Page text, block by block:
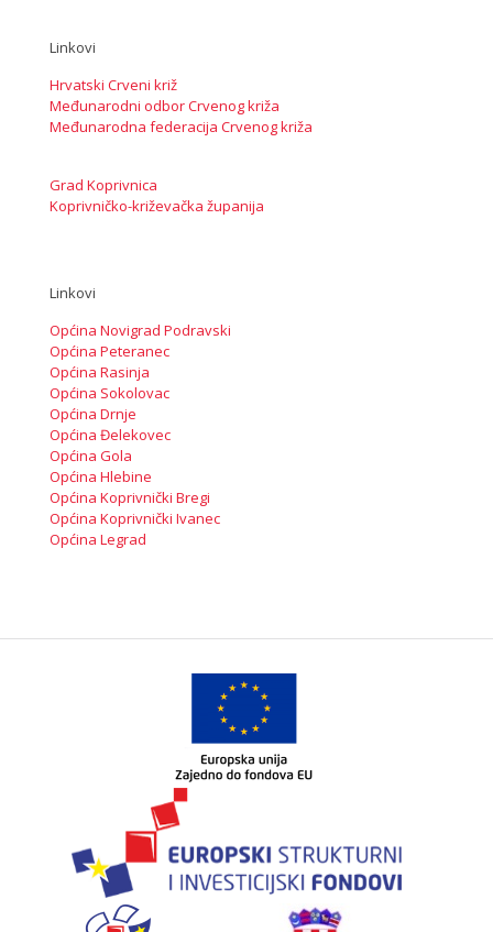
Linkovi
Hrvatski Crveni križ
Međunarodni odbor Crvenog križa
Međunarodna federacija Crvenog križa
Grad Koprivnica
Koprivničko-križevačka županija
Linkovi
Općina Novigrad Podravski
Općina Peteranec
Općina Rasinja
Općina Sokolovac
Općina Drnje
Općina Đelekovec
Općina Gola
Općina Hlebine
Općina Koprivnički Bregi
Općina Koprivnički Ivanec
Općina Legrad